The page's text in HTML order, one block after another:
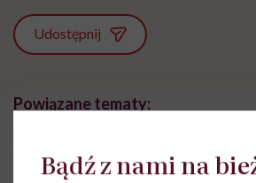
Udostępnij
Powiązane tematy:
Bądź z nami na